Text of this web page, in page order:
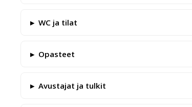
WC ja tilat
Opasteet
Avustajat ja tulkit